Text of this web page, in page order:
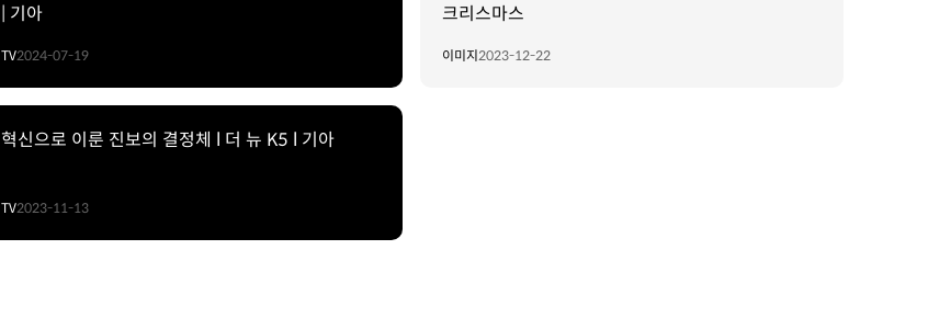
| 기아
TV2024-07-19
크리스마스
이미지2023-12-22
혁신으로 이룬 진보의 결정체 l 더 뉴 K5 l 기아
TV2023-11-13